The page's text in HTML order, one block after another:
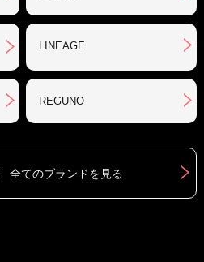
LINEAGE
REGUNO
全てのブランドを見る